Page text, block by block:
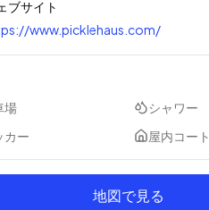
ブサイト
www.picklehaus.com/
場
シャワー
カー
屋内コート
地図で見る